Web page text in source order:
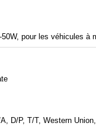
pour les véhicules à
D/P, T/T, Western Union,